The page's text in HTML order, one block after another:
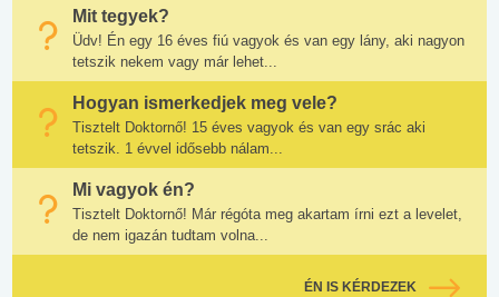
Mit tegyek?
Üdv! Én egy 16 éves fiú vagyok és van egy lány, aki nagyon
tetszik nekem vagy már lehet...
Hogyan ismerkedjek meg vele?
Tisztelt Doktornő! 15 éves vagyok és van egy srác aki
tetszik. 1 évvel idősebb nálam...
Mi vagyok én?
Tisztelt Doktornő! Már régóta meg akartam írni ezt a levelet,
de nem igazán tudtam volna...
ÉN IS KÉRDEZEK